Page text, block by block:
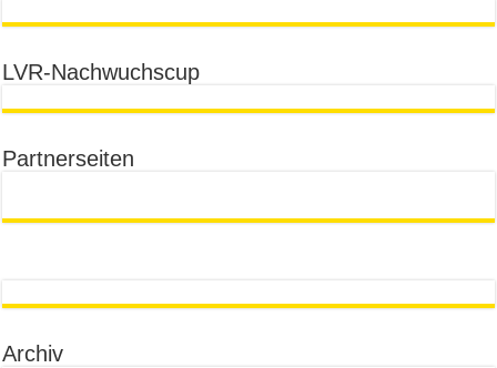
LVR-Nachwuchscup
Partnerseiten
Archiv